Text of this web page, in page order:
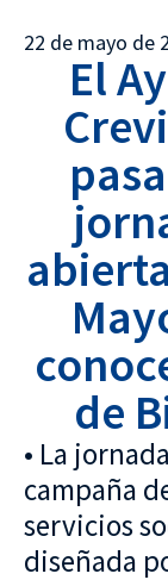
22 de mayo de
El
de
• La
campaña
servicios
diseñada